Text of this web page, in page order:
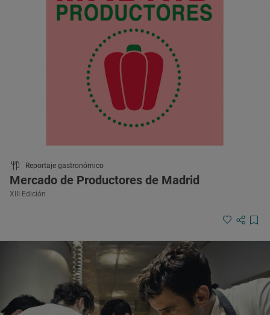
Reportaje gastronómico
Mercado de Productores de Madrid
XIII Edición